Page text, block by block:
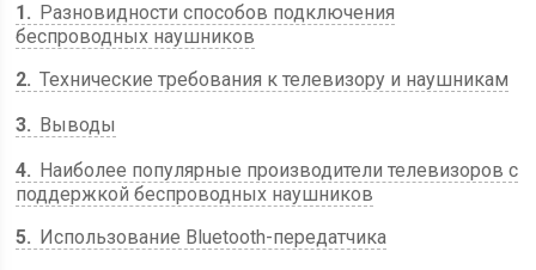
1
Разновидности способов подключения
беспроводных наушников
2 Технические требования к телевизору и наушникам
3
Выводы
4
Наиболее популярные производители телевизоров с
поддержкой беспроводных наушников
5
Использование Bluetooth-передатчика